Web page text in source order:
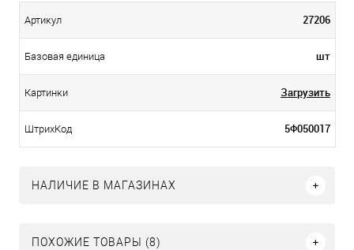
Артикул 27206
Базовая единица шт
Картинки Загрузить
ШтрихКод 5Ф050017
НАЛИЧИЕ В МАГАЗИНАХ
ПОХОЖИЕ ТОВАРЫ (8)